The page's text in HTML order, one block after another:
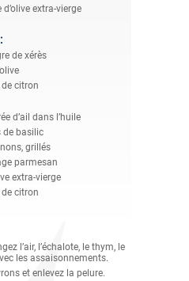
d’olive extra-vierge
de xérès
citron
d’ail dans l’huile
de basilic
grillés
parmesan
extra-vierge
citron
l’air, l’échalote, le thym, le
les assaisonnements.
et enlevez la pelure.